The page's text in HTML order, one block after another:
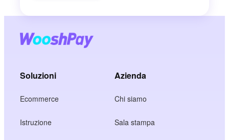
Soluzioni
Ecommerce
Istruzione
Azienda
Chi siamo
Sala stampa